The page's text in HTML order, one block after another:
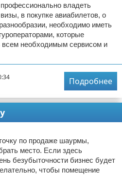
владеть
в покупке авиабилетов, о
необходимо иметь
которые
всем необходимым сервисом и
Подробнее
по продаже шаурмы,
место. Если здесь
безубыточности бизнес будет
чтобы помещение